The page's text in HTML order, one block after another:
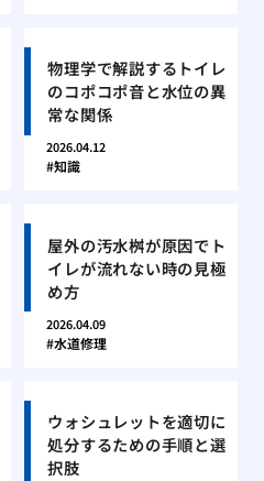
物理学で解説するトイレ
のコポコポ音と水位の異
常な関係
2026.04.12
知識
屋外の汚水桝が原因でト
イレが流れない時の見極
め方
2026.04.09
水道修理
ウォシュレットを適切に
処分するための手順と選
択肢